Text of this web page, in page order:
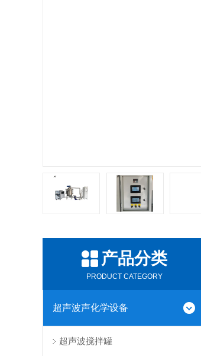
产品分类
PRODUCT CATEGORY
超声波声化学设备
超声波搅拌罐